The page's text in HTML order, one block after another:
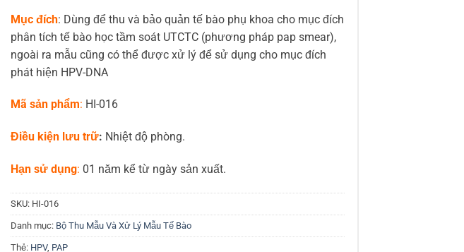
Mục đích: Dùng để thu và bảo quản tế bào phụ khoa cho mục đích
phân tích tế bào học tầm soát UTCTC (phương pháp pap smear),
ngoài ra mẫu cũng có thể được xử lý để sử dụng cho mục đích
phát hiện HPV-DNA
Mã sản phẩm: HI-016
Điều kiện lưu trữ: Nhiệt độ phòng.
Hạn sử dụng: 01 năm kể từ ngày sản xuất.
SKU: HI-016
Danh mục: Bộ Thu Mẫu Và Xử Lý Mẫu Tế Bào
Thẻ: HPV, PAP